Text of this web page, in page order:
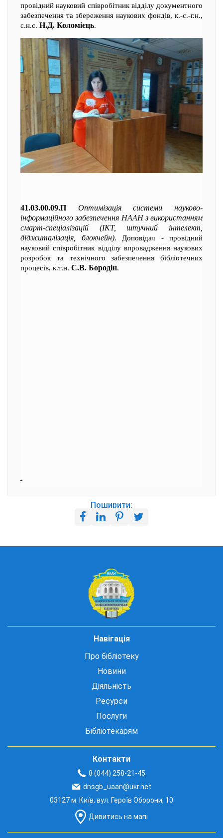
провідний науковий співробітник відділу документного
забезпечення та збереження наукових фондів, к.-с.-г.н.,
с.н.с. Н.Д. Коломієць.
41.03.00.09.П
Оптимізація системи науково-
інформаційного забезпечення НААН з використанням
смарт-спеціалізацій (ІКТ, штучний інтелект,
діджиталізація, блокчейн). Доповідач - провідний
науковий співробітник відділу впровадження наукових
розробок та технічного забезпечення бібліотечних
процесів, к.т.н. С.В. Бородін.
Поширити:
Навігація
Про бібліотеку
Новини
Діяльність
Ресурси
Послуги
Бібліотекарям
Контакти
8 (044) 258-21-45
dnsgb_uaan@ukr.net
03127 м. Київ, вул. Героїв Оборони, 10
Дивитись на мапі